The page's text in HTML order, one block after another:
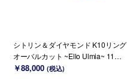
シトリン＆ダイヤモンド K10リング
オーバルカット ~Ello Ulmia~ 11月
誕生石(K18/PT変更可能)
￥88,000 (税込)